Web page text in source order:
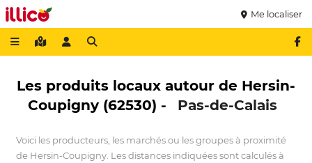
Me localiser
Les produits locaux autour de Hersin-
Coupigny (62530) -
Pas-de-Calais
Voici les producteurs, les marchés ou les groupes à proximité
de Hersin-Coupigny. Les distances indiquées sont calculés à